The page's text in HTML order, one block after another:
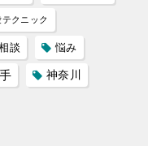
テクニック
談 悩み
神奈川